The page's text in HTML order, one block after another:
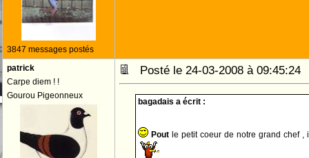
3847 messages postés
patrick
Carpe diem ! !
Gourou Pigeonneux
Posté le 24-03-2008 à
bagadais a écrit :
Pout le petit coeur de notre grand chef